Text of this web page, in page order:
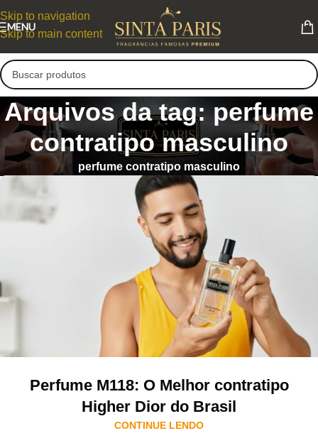
Skip to navigation
Skip to main content
MENU
Arquivos da tag: perfume
contratipo masculino
perfume contratipo masculino
Perfume M118: O Melhor contratipo
Higher Dior do Brasil
CONTINUE LENDO